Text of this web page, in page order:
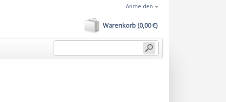
Warenkorb (0,00 €)
Anmelden